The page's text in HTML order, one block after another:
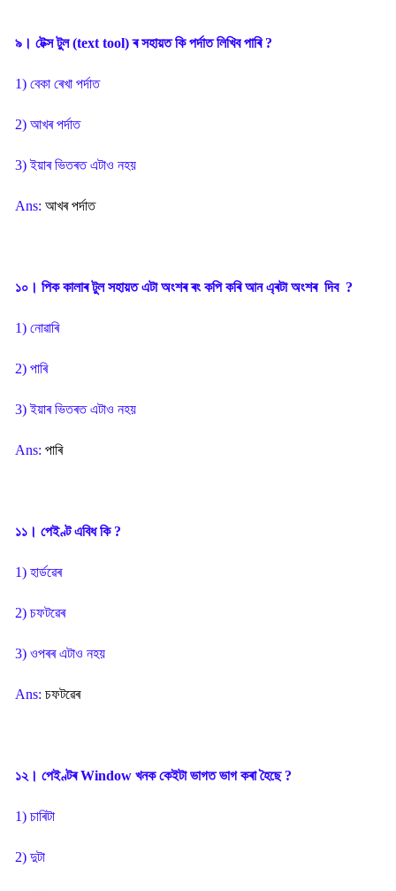
৯। টেক্স টুল (text tool) ৰ সহায়ত কি পৰ্দাত লিখিব পাৰি ?
1) বেকা ৰেখা পৰ্দাত
2) আখৰ পৰ্দাত
3) ইয়াৰ ভিতৰত এটাও নহয়
Ans: আখৰ পৰ্দাত
১০। পিক কালাৰ টুল সহায়ত এটা অংশৰ ৰং কপি কৰি আন এ্ৰটা অংশৰ দিব ?
1) নোৱাৰি
2) পাৰি
3) ইয়াৰ ভিতৰত এটাও নহয়
Ans: পাৰি
১১। পেইণ্ট এবিধ কি ?
1) হাৰ্ডৱেৰ
2) চফটৱেৰ
3) ওপৰৰ এটাও নহয়
Ans: চফটৱেৰ
১২। পেইণ্টৰ Window খনক কেইটা ভাগত ভাগ কৰা হৈছে ?
1) চাৰিটা
2) দুটা